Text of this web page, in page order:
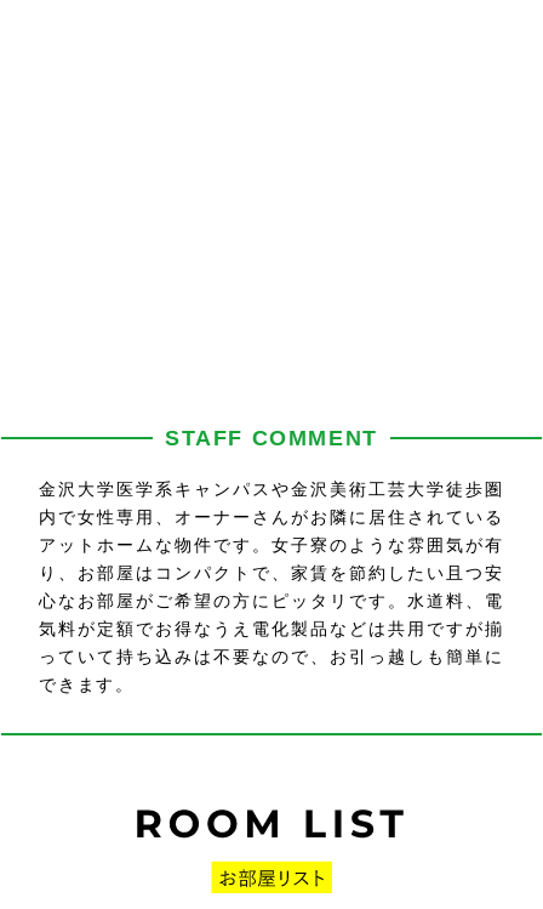
STAFF COMMENT
金沢大学医学系キャンパスや金沢美術工芸大学徒歩圏
内で女性専用、オーナーさんがお隣に居住されている
アットホームな物件です。女子寮のような雰囲気が有
り、お部屋はコンパクトで、家賃を節約したい且つ安
心なお部屋がご希望の方にピッタリです。水道料、電
気料が定額でお得なうえ電化製品などは共用ですが揃
っていて持ち込みは不要なので、お引っ越しも簡単に
できます。